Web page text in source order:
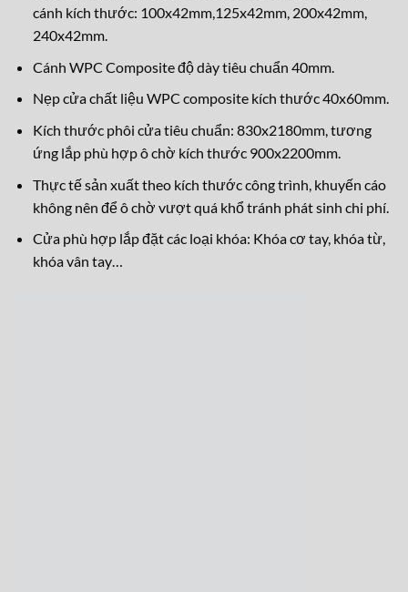
cánh kích thước: 100x42mm,125x42mm, 200x42mm,
240x42mm.
Cánh WPC Composite độ dày tiêu chuẩn 40mm.
Nẹp cửa chất liệu WPC composite kích thước 40x60mm.
Kích thước phôi cửa tiêu chuẩn: 830x2180mm, tương
ứng lắp phù hợp ô chờ kích thước 900x2200mm.
Thực tế sản xuất theo kích thước công trình, khuyến cáo
không nên để ô chờ vượt quá khổ tránh phát sinh chi phí.
Cửa phù hợp lắp đặt các loại khóa: Khóa cơ tay, khóa từ,
khóa vân tay…